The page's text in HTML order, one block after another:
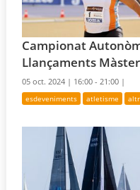
Campionat
Llançaments
05 oct. 2024 | 16:00 - 21:00 |
esdeveniments atletisme